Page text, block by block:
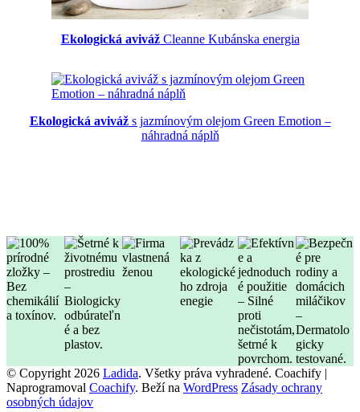
Ekologická avivážCleanne Kubánska energia
Ekologická avivážs jazmínovým olejom Green Emotion –
náhradná náplň
© Copyright 2026 Ladida. Všetky práva vyhradené. Coachify |
Naprogramoval Coachify. Beží na WordPress Zásady ochrany
osobných údajov